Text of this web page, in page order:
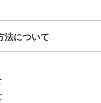
法について